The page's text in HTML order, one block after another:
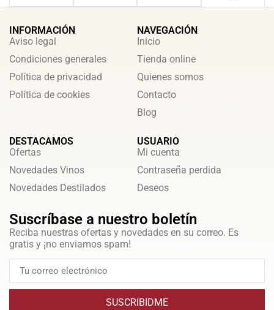
INFORMACIÓN
Aviso legal
Condiciones generales
Política de privacidad
Política de cookies
NAVEGACIÓN
Inicio
Tienda online
Quienes somos
Contacto
Blog
DESTACAMOS
Ofertas
Novedades Vinos
Novedades Destilados
USUARIO
Mi cuenta
Contraseña perdida
Deseos
Suscríbase a nuestro boletín
Reciba nuestras ofertas y novedades en su correo. Es
gratis y ¡no enviamos spam!
SUSCRIBIDME